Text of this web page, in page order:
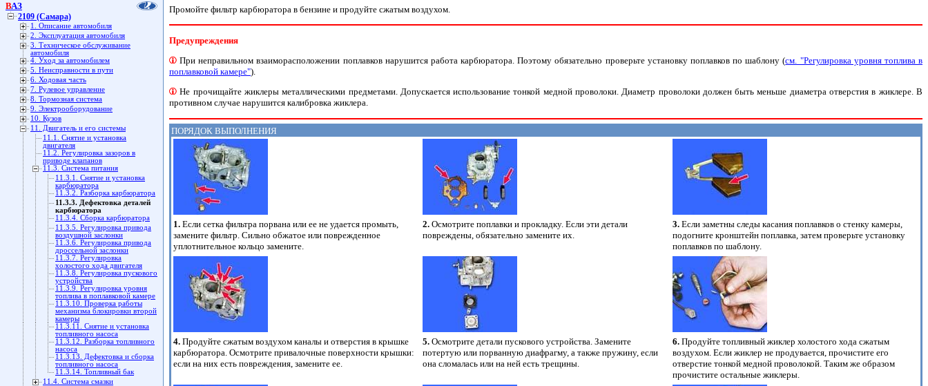
ВАЗ
2109 (Самара)
1. Описание автомобиля
2. Эксплуатация автомобиля
3. Техническое обслуживание
автомобиля
4. Уход за автомобилем
5. Неисправности в пути
6. Ходовая часть
7. Рулевое управление
8. Тормозная система
9. Электрооборудование
10. Кузов
11. Двигатель и его системы
11.1. Снятие и установка
двигателя
11.2. Регулировка зазоров в
приводе клапанов
11.3. Система питания
11.3.1. Снятие и установка
карбюратора
11.3.2. Разборка карбюратора
11.3.3. Дефектовка деталей
карбюратора
11.3.4. Сборка карбюратора
11.3.5. Регулировка привода
воздушной заслонки
11.3.6. Регулировка привода
дроссельной заслонки
11.3.7. Регулировка
холостого хода двигателя
11.3.8. Регулировка пускового
устройства
11.3.9. Регулировка уровня
топлива в поплавковой камере
11.3.10. Проверка работы
механизма блокировки второй
камеры
11.3.11. Снятие и установка
топливного насоса
11.3.12. Разборка топливного
насоса
11.3.13. Дефектовка и сборка
топливного насоса
11.3.14. Топливный бак
11.4. Система смазки
Промойте фильтр карбюратора в бензине и продуйте сжатым воздухом.
Предупреждения
При неправильном взаиморасположении поплавков нарушится работа карбюратора. Поэтому обязательно проверьте установку поплавков по шаблону (см. "Регулировка уровня топлива в
поплавковой камере").
Не прочищайте жиклеры металлическими предметами. Допускается использование тонкой медной проволоки. Диаметр проволоки должен быть меньше диаметра отверстия в жиклере. В
противном случае нарушится калибровка жиклера.
ПОРЯДОК ВЫПОЛНЕНИЯ
1. Если сетка фильтра порвана или ее не удается промыть,
замените фильтр. Сильно обжатое или поврежденное
уплотнительное кольцо замените.
2. Осмотрите поплавки и прокладку. Если эти детали
повреждены, обязательно замените их.
3. Если заметны следы касания поплавков о стенку камеры,
подогните кронштейн поплавка, затем проверьте установку
поплавков по шаблону.
4. Продуйте сжатым воздухом каналы и отверстия в крышке
карбюратора. Осмотрите привалочные поверхности крышки:
если на них есть повреждения, замените ее.
5. Осмотрите детали пускового устройства. Замените
потертую или порванную диафрагму, а также пружину, если
она сломалась или на ней есть трещины.
6. Продуйте топливный жиклер холостого хода сжатым
воздухом. Если жиклер не продувается, прочистите его
отверстие тонкой медной проволокой. Таким же образом
прочистите остальные жиклеры.